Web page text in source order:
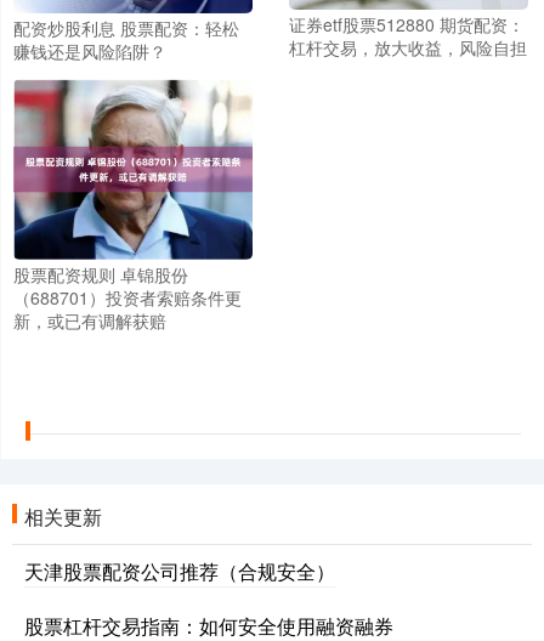
配资炒股利息 股票配资：轻松
赚钱还是风险陷阱？
证券etf股票512880 期货配资：
杠杆交易，放大收益，风险自担
股票配资规则 卓锦股份
（688701）投资者索赔条件更
新，或已有调解获赔
相关更新
天津股票配资公司推荐（合规安全）
股票杠杆交易指南：如何安全使用融资融券